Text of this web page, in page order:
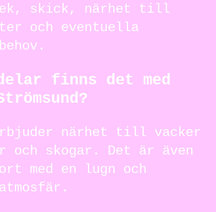
skick, närhet till
och eventuella
finns det med
närhet till vacker
och skogar. Det är även
med en lugn och